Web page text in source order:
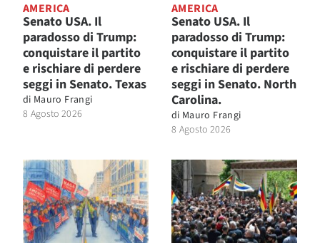
AMERICA
Senato USA. Il
paradosso di Trump:
conquistare il partito
e rischiare di perdere
seggi in Senato. Texas
di Mauro Frangi
8 Agosto 2026
AMERICA
Senato USA. Il
paradosso di Trump:
conquistare il partito
e rischiare di perdere
seggi in Senato. North
Carolina.
di Mauro Frangi
8 Agosto 2026